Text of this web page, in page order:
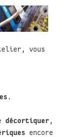
vous
.
décortiquer ,
encore